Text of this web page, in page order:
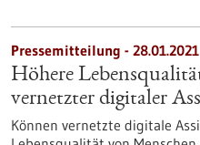
Pressemitteilung - 28.01.2021
Höhere
vernetzter digitaler
Können vernetzte digitale